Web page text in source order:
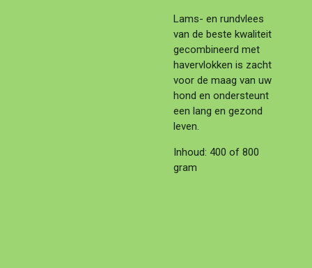
Lams- en rundvlees
van de beste kwaliteit
gecombineerd met
havervlokken is zacht
voor de maag van uw
hond en ondersteunt
een lang en gezond
leven.
Inhoud: 400 of 800
gram